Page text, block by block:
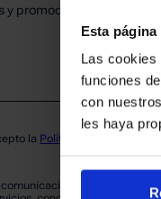
Esta
Las
funciones
con
les haya
y promociones del club.
la Política de privacidad
electrónicas